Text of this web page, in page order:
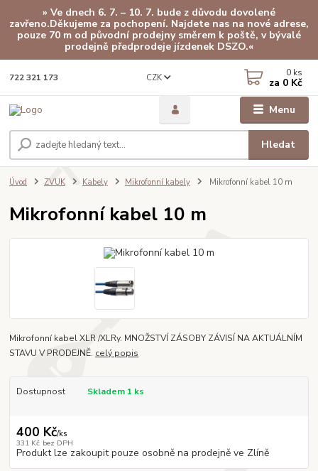
» Ve dnech 6. 7. – 10. 7. bude z důvodu dovolené
zavřeno.Děkujeme za pochopení. Najdete nas na nové adrese,
pouze 70 m od původní prodejny směrem k poště, v bývalé
prodejně předprodeje jízdenek DSZO.«
Menu
CZK
Hledat
722 321 173 0 ks
za 0 Kč
Úvod ZVUK Kabely Mikrofonní kabely Mikrofonní kabel 10 m
Mikrofonní kabel 10 m
Mikrofonní kabel XLR /XLRy. MNOŽSTVÍ ZÁSOBY ZÁVISÍ NA AKTUÁLNÍM
STAVU V PRODEJNĚ. celý popis
Dostupnost Skladem 1 ks
400 Kč/ks
331 Kč bez DPH
Produkt lze zakoupit pouze osobně na prodejně ve Zlíně